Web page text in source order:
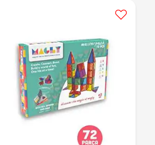
Deniz
Peluşlar
Ty Peluşlar
Fonksiyonel Peluşlar
Lisanslı Peluşlar
Çeşitli Peluşlar